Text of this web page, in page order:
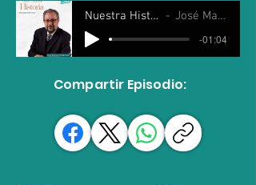
Nuestra Historia 10 Julio 2024 José Manuel Villalpando
-01:04
Compartir Episodio: